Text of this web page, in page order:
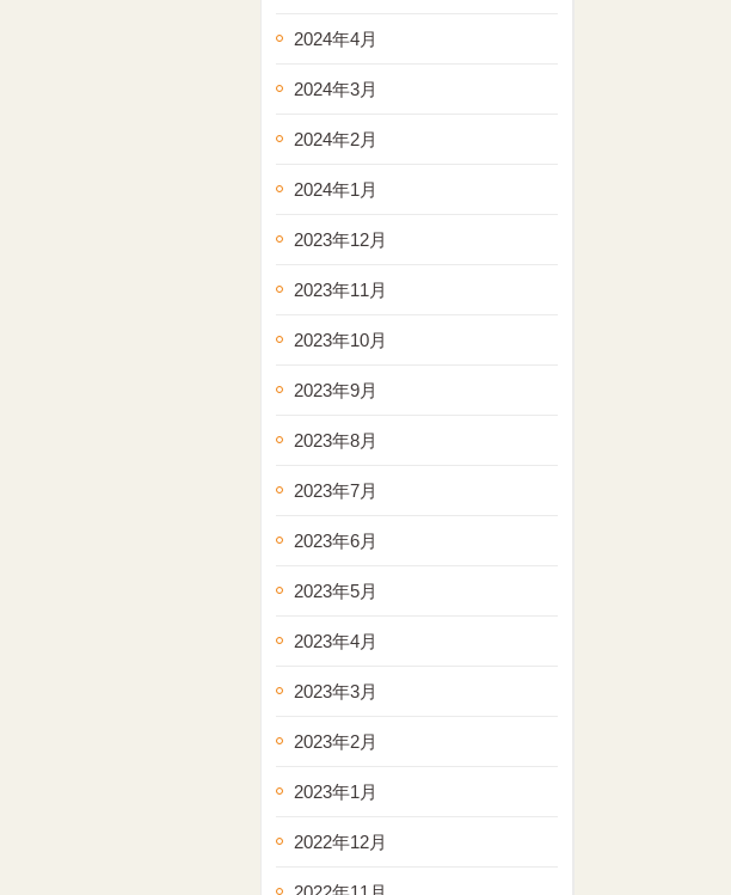
2024年4月
2024年3月
2024年2月
2024年1月
2023年12月
2023年11月
2023年10月
2023年9月
2023年8月
2023年7月
2023年6月
2023年5月
2023年4月
2023年3月
2023年2月
2023年1月
2022年12月